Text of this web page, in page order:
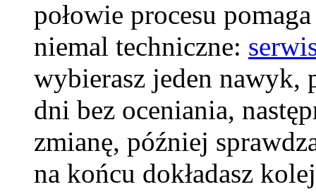
połowie procesu
niemal techniczne:
wybierasz jeden nawyk,
dni bez oceniania,
zmianę, później
na końcu dokładasz